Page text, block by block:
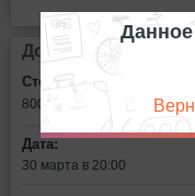
Дополнительная
Стоимость билетов:
800 - 1000
Дата:
30 марта в 20:00